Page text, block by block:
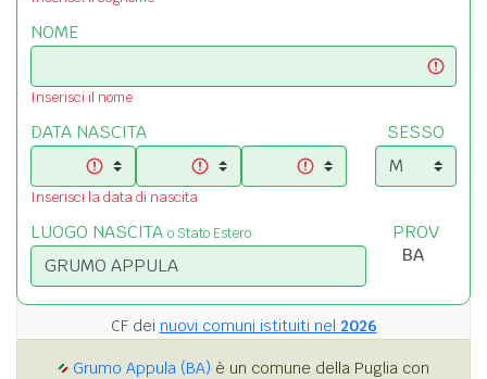
NOME
Inserisci il nome
DATA NASCITA
Inserisci la data di nascita
SESSO
LUOGO NASCITA o Stato Estero PROV
CF dei nuovi comuni istituiti nel 2026
Grumo Appula (BA) è un comune della Puglia con